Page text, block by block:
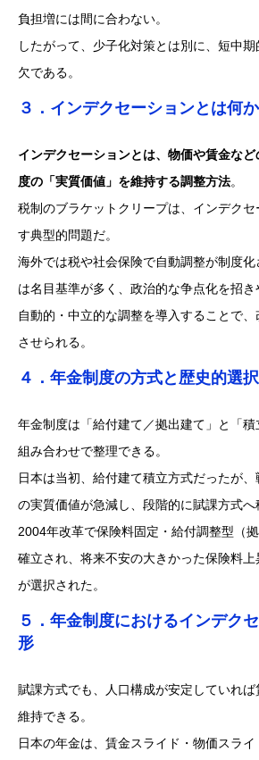
負担増には間に合わない。
したがって、少子化対策とは別に、短中
欠である。
３．インデクセーションとは何か
インデクセーションとは、物価や賃金な
度の「実質価値」を維持する調整方法。
税制のブラケットクリープは、インデク
す典型的問題だ。
海外では税や社会保険で自動調整が制度
は名目基準が多く、政治的な争点化を招き
自動的・中立的な調整を導入することで
させられる。
４．年金制度の方式と歴史的選択
年金制度は「給付建て／拠出建て」と「
組み合わせで整理できる。
日本は当初、給付建て積立方式だったが
の実質価値が急減し、段階的に賦課方式へ
2004年改革で保険料固定・給付調整型（
確立され、将来不安の大きかった保険料
が選択された。
５．年金制度におけるインデク
形
賦課方式でも、人口構成が安定していれ
維持できる。
日本の年金は、賃金スライド・物価スラ